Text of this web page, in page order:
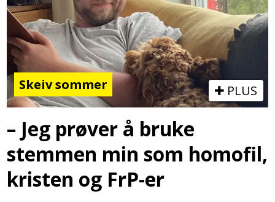
Skeiv sommer PLUS
– Jeg prøver å bruke
stemmen min som homofil,
kristen og FrP-er